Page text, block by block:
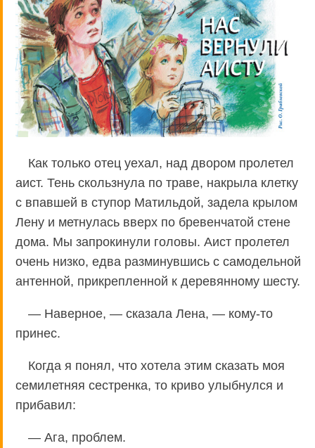
Как только отец уехал, над двором пролетел
аист. Тень скользнула по траве, накрыла клетку
с впавшей в ступор Матильдой, задела крылом
Лену и метнулась вверх по бревенчатой стене
дома. Мы запрокинули головы. Аист пролетел
очень низко, едва разминувшись с самодельной
антенной, прикрепленной к деревянному шесту.
— Наверное, — сказала Лена, — кому-то
принес.
Когда я понял, что хотела этим сказать моя
семилетняя сестренка, то криво улыбнулся и
прибавил:
— Ага, проблем.